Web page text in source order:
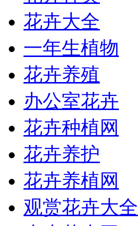
花卉大全
一年生植物
花卉养殖
办公室花卉
花卉种植网
花卉养护
花卉养植网
观赏花卉大全